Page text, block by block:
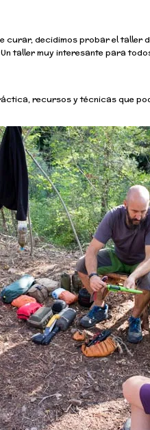
curar, decidimos probar el taller
taller muy interesante para
recursos y técnicas que